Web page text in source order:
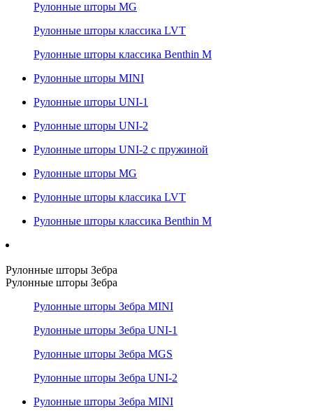
Рулонные шторы MG
Рулонные шторы классика LVT
Рулонные шторы классика Benthin M
Рулонные шторы MINI
Рулонные шторы UNI-1
Рулонные шторы UNI-2
Рулонные шторы UNI-2 с пружиной
Рулонные шторы MG
Рулонные шторы классика LVT
Рулонные шторы классика Benthin M
Рулонные шторы Зебра
Рулонные шторы Зебра
Рулонные шторы Зебра MINI
Рулонные шторы Зебра UNI-1
Рулонные шторы Зебра MGS
Рулонные шторы Зебра UNI-2
Рулонные шторы Зебра MINI